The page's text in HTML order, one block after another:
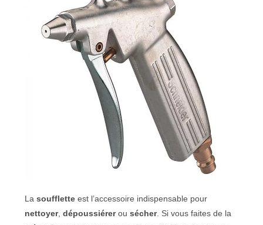
Lasoufflette est l’accessoire indispensable pour
nettoyer,dépoussiérerousécher. Si vous faites de la